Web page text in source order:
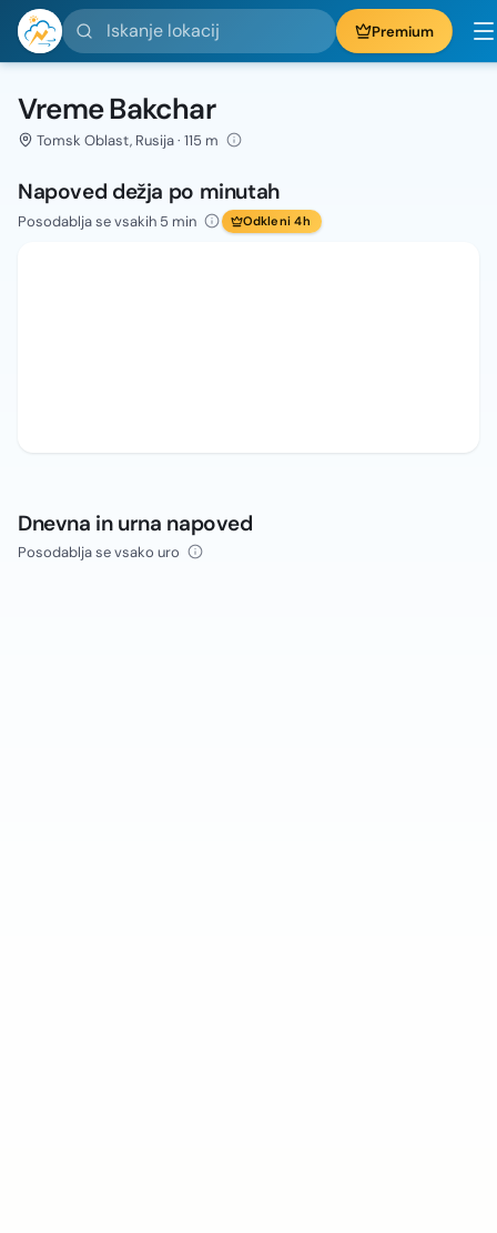
Iskanje lokacij Premium
Vreme Bakchar
Tomsk Oblast, Rusija · 115 m
Napoved dežja po minutah
Posodablja se vsakih 5 min Odkleni 4h
Dnevna in urna napoved
Posodablja se vsako uro